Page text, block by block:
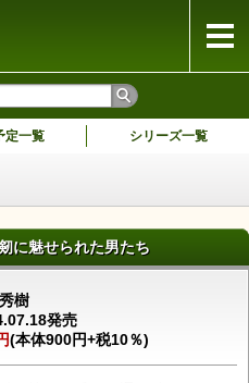
定一覧 シリーズ一覧
に魅せられた男たち
樹
発売
(本体900円+税10％)